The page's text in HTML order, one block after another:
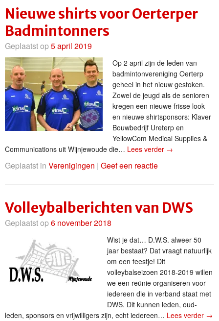
Nieuwe shirts voor Oerterper
Badmintonners
Geplaatst op5 april 2019
Op 2 april zijn de leden van
badmintonvereniging Oerterp
geheel in het nieuw gestoken.
Zowel de jeugd als de senioren
kregen een nieuwe frisse look
en nieuwe shirtsponsors: Klaver
Bouwbedrijf Ureterp en
YellowCom Medical Supplies &
Communications uit Wijnjewoude die… Lees verder →
Geplaatst in Verenigingen | Geef een reactie
Volleybalberichten van DWS
Geplaatst op6 november 2018
Wist je dat… D.W.S. alweer 50
jaar bestaat? Dat vraagt natuurlijk
om een feestje! Dit
volleybalseizoen 2018-2019 willen
we een reünie organiseren voor
iedereen die in verband staat met
DWS. Dit kunnen leden, oud-
leden, sponsors en vrijwilligers zijn, echt iedereen… Lees verder →